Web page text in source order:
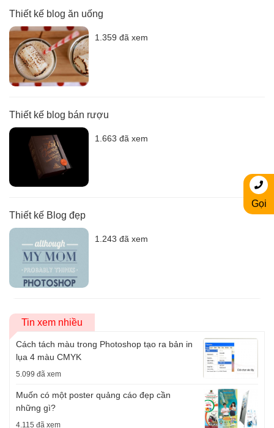
Thiết kế blog ăn uống
1.359 đã xem
Thiết kế blog bán rượu
1.663 đã xem
Thiết kế Blog đẹp
1.243 đã xem
Tin xem nhiều
Cách tách màu trong Photoshop tạo ra bản in
lụa 4 màu CMYK
5.099 đã xem
Muốn có một poster quảng cáo đẹp cần
những gì?
4.115 đã xem
Gọi